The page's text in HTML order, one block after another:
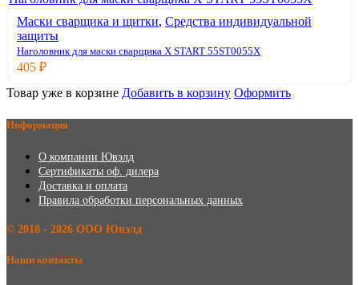
Маски сварщика и щитки, Средства индивидуальной
защиты
Наголовник для маски сварщика X START 55ST0055X
405 ₽
Товар уже в корзине Добавить в корзину Оформить
Информация
О компании Ювэлд
Сертификаты оф. дилера
Доставка и оплата
Правила обработки персональных данных
©️ 2018 - 2026 ООО Ювэлд
Наши контакты